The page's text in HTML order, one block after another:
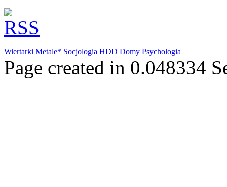
Wiertarki Metale* Socjologia HDD Domy Psychologia
Page created in 0.048334